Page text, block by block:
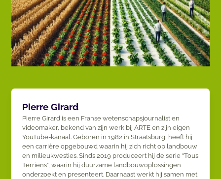
Pierre Girard
Pierre Girard is een Franse wetenschapsjournalist en
videomaker, bekend van zijn werk bij ARTE en zijn eigen
YouTube-kanaal. Geboren in 1982 in Straatsburg, heeft hij
een carrière opgebouwd waarin hij zich richt op landbouw
en milieukwesties. Sinds 2019 produceert hij de serie "Tous
Terriens", waarin hij duurzame landbouwoplossingen
onderzoekt en presenteert. Daarnaast werkt hij samen met